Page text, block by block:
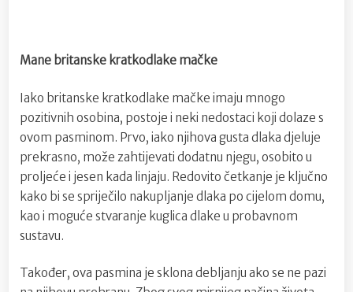
Mane britanske kratkodlake mačke
Iako britanske kratkodlake mačke imaju mnogo
pozitivnih osobina, postoje i neki nedostaci koji dolaze s
ovom pasminom. Prvo, iako njihova gusta dlaka djeluje
prekrasno, može zahtijevati dodatnu njegu, osobito u
proljeće i jesen kada linjaju. Redovito četkanje je ključno
kako bi se spriječilo nakupljanje dlaka po cijelom domu,
kao i moguće stvaranje kuglica dlake u probavnom
sustavu.
Također, ova pasmina je sklona debljanju ako se ne pazi